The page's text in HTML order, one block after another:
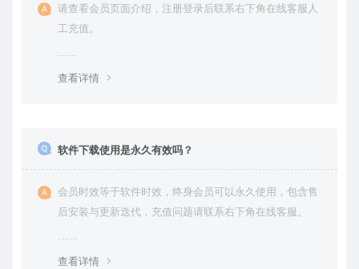
请查看会员页面介绍，注册登录后联系右下角在线客服人
工充值。
查看详情
软件下载使用是永久有效吗？
会员时效等于软件时效，终身会员可以永久使用，包含售
后安装与更新迭代，充值问题请联系右下角在线客服。
查看详情